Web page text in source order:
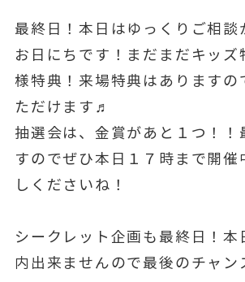
最終日！本日はゆっくりご相談
お日にちです！まだまだキッズ
様特典！来場特典はありますの
ただけます♬
抽選会は、金賞があと１つ！！
すのでぜひ本日１７時まで開催
しくださいね！
シークレット企画も最終日！本
内出来ませんので最後のチャン